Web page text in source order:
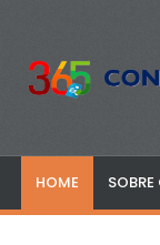
HOME SOBRE